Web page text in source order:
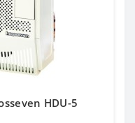
HDU-5